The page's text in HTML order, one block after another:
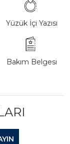
Yüzük İçi Yazısı
Bakım Belgesi